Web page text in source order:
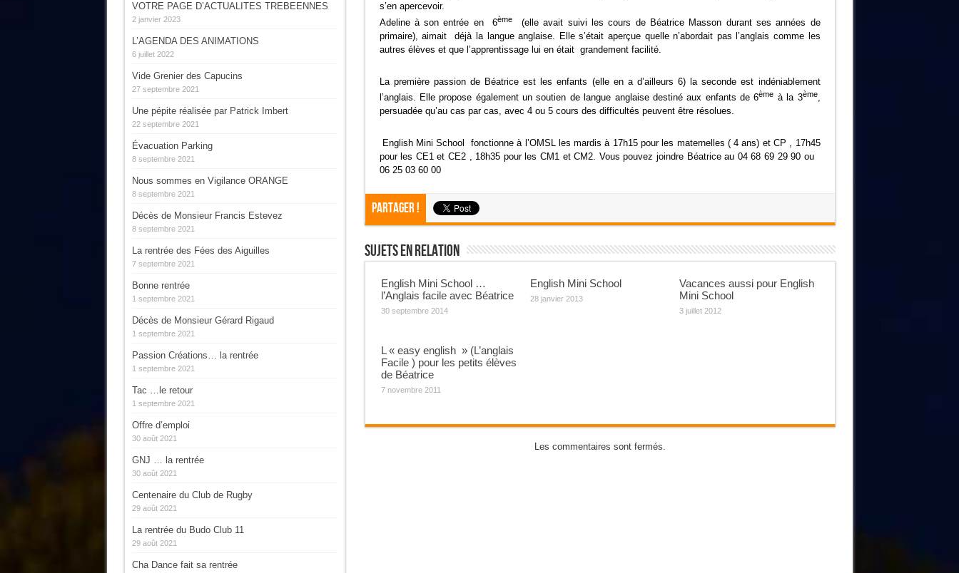
s’en apercevoir.
Adeline à son entrée en 6ème
(elle avait suivi les cours de Béatrice Masson durant ses années de
primaire), aimait déjà la langue anglaise. Elle s’était aperçue quelle n’abordait pas l’anglais comme les
autres élèves et que l’apprentissage lui en était grandement facilité.
La première passion de Béatrice est les enfants (elle en a d’ailleurs 6) la seconde est indéniablement
l’anglais. Elle propose également un soutien de langue anglaise destiné aux enfants de 6ème à la 3ème,
persuadée qu’au cas par cas, avec 4 ou 5 cours des difficultés peuvent être résolues.
English Mini School fonctionne à l’OMSL les mardis à 17h15 pour les maternelles ( 4 ans) et CP , 17h45
pour les CE1 et CE2 , 18h35 pour les CM1 et CM2. Vous pouvez joindre Béatrice au 04 68 69 29 90 ou
06 25 03 60 00
Partager !
Sujets En Relation
English Mini School …
l’Anglais facile avec Béatrice
30 septembre 2014
English Mini School
28 janvier 2013
Vacances aussi pour English
Mini School
3 juillet 2012
L « easy english » (L’anglais
Facile ) pour les petits élèves
de Béatrice
7 novembre 2011
Les commentaires sont fermés.
VOTRE PAGE D’ACTUALITES TREBEENNES
2 janvier 2023
L’AGENDA DES ANIMATIONS
6 juillet 2022
Vide Grenier des Capucins
27 septembre 2021
Une pépite réalisée par Patrick Imbert
22 septembre 2021
Évacuation Parking
8 septembre 2021
Nous sommes en Vigilance ORANGE
8 septembre 2021
Décès de Monsieur Francis Estevez
8 septembre 2021
La rentrée des Fées des Aiguilles
7 septembre 2021
Bonne rentrée
1 septembre 2021
Décès de Monsieur Gérard Rigaud
1 septembre 2021
Passion Créations… la rentrée
1 septembre 2021
Tac …le retour
1 septembre 2021
Offre d’emploi
30 août 2021
GNJ … la rentrée
30 août 2021
Centenaire du Club de Rugby
29 août 2021
La rentrée du Budo Club 11
29 août 2021
Cha Dance fait sa rentrée